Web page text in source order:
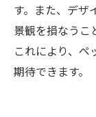
す。また、デザ
景観を損なうこ
これにより、ペ
期待できます。